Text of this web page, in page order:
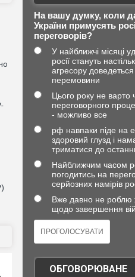
На вашу думку, коли
України примусять
переговорів?
У найближчі місяці
росії стануть
агресору
перемовини
Цього року не варто
переговорного
- можливо все
рф навпаки піде на
здоровий глузд і
триматися до
Найближчим часом
погодитись на
серйозних намірів
Вже давно не роблю
щодо завершення
ОБГОВОРЮВАНЕ